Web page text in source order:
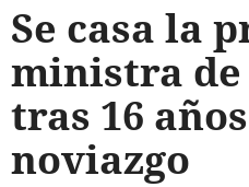
Se casa la
ministra
tras 16
noviazgo